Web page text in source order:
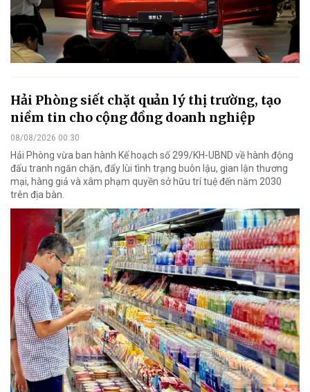
Hải Phòng siết chặt quản lý thị trường, tạo
niềm tin cho cộng đồng doanh nghiệp
08/08/2026 00:30
Hải Phòng vừa ban hành Kế hoạch số 299/KH-UBND về hành động
đấu tranh ngăn chặn, đẩy lùi tình trạng buôn lậu, gian lận thương
mại, hàng giả và xâm phạm quyền sở hữu trí tuệ đến năm 2030
trên địa bàn.